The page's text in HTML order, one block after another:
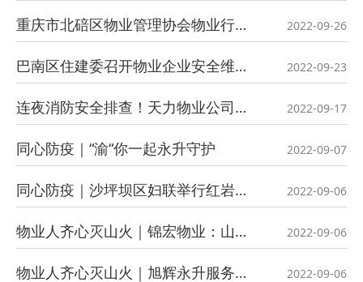
重庆市北碚区物业管理协会物业行业疫情防控及国庆前、后安全工作部署会 2022-09-26
巴南区住建委召开物业企业安全维稳工作暨8·21界石山火救援表彰工作会 2022-09-23
连夜消防安全排查！天力物业公司筑牢安全防火墙 2022-09-17
同心防疫｜“渝“你一起永升守护 2022-09-07
同心防疫｜沙坪坝区妇联举行红岩志愿者支援疫情防控工作座谈交流会 2022-09-06
物业人齐心灭山火｜锦宏物业：山火起，英雄出，冲锋勇，美名扬 2022-09-06
物业人齐心灭山火｜旭辉永升服务 :“救火支援，我们先冲了！” 2022-09-06